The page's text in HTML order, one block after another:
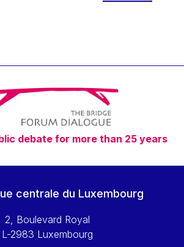
Radcliffe
Klaus
Skouris
da Silva Caldeira
Reding
Ketterle
debate for more than 25 years
centrale du Luxembourg
2, Boulevard Royal
L-2983 Luxembourg